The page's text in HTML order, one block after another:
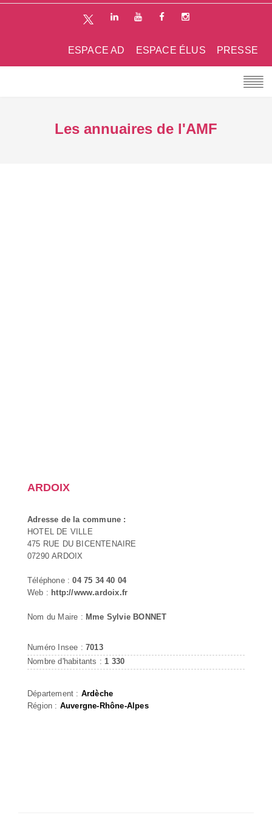
PRESSE
ESPACE ÉLUS
ESPACE AD
Les annuaires de l'AMF
ARDOIX
Adresse de la commune :
HOTEL DE VILLE
475 RUE DU BICENTENAIRE
07290 ARDOIX
Téléphone :04 75 34 40 04
Web : http://www.ardoix.fr
Nom du Maire : Mme Sylvie BONNET
Numéro Insee : 7013
Nombre d'habitants : 1 330
Département : Ardèche
Région : Auvergne-Rhône-Alpes